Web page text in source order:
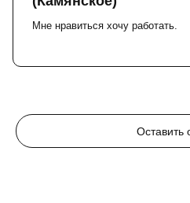
Мне нравиться хочу работать.
Оставить